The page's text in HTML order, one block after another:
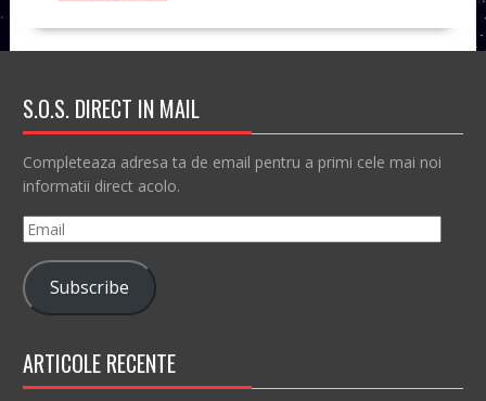
S.O.S. DIRECT IN MAIL
Completeaza adresa ta de email pentru a primi cele mai noi
informatii direct acolo.
Email
Subscribe
ARTICOLE RECENTE